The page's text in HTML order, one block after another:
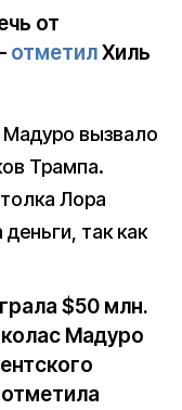
от
отметилХиль
вызвало
Трампа.
Лора
так как
$50 млн.
Мадуро